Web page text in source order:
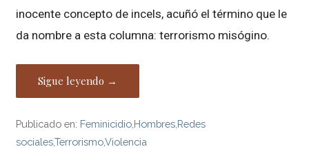
inocente concepto de incels, acuñó el término que le
da nombre a esta columna: terrorismo misógino.
Sigue leyendo →
Publicado en: Feminicidio,Hombres,Redes
sociales,Terrorismo,Violencia